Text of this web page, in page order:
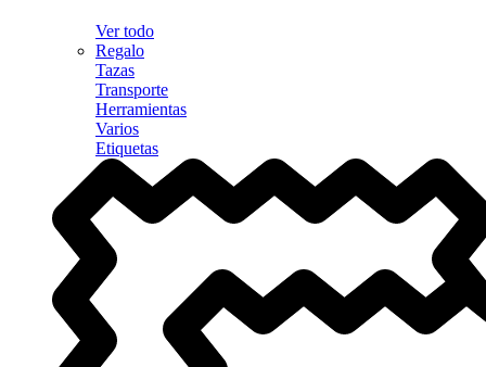
Ver todo
Regalo
Tazas
Transporte
Herramientas
Varios
Etiquetas